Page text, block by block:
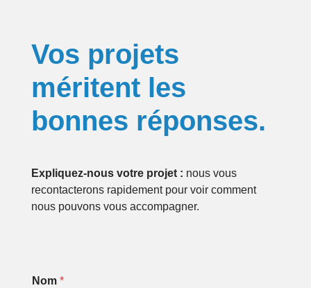
Vos projets
méritent les
bonnes réponses.
Expliquez-nous votre projet : nous vous
recontacterons rapidement pour voir comment
nous pouvons vous accompagner.
Nom *